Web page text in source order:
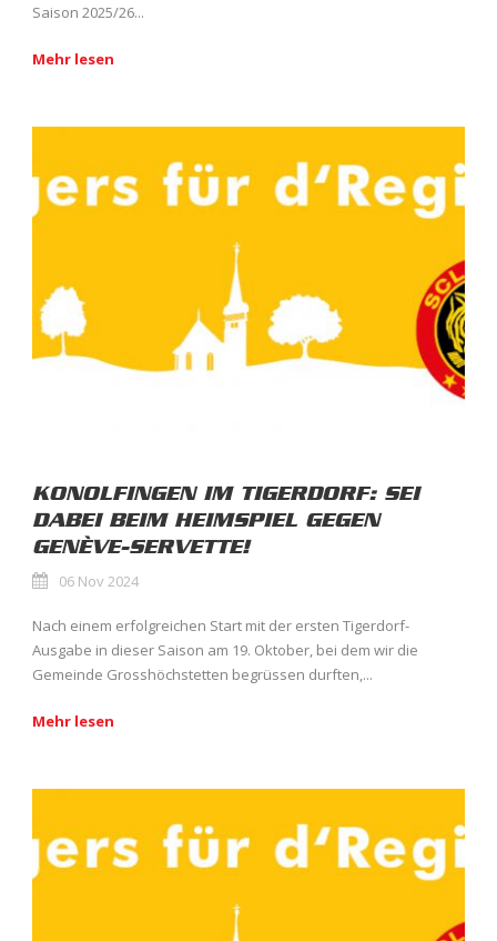
Saison 2025/26...
Mehr lesen
KONOLFINGEN IM TIGERDORF: SEI
DABEI BEIM HEIMSPIEL GEGEN
GENÈVE-SERVETTE!
06 Nov 2024
Nach einem erfolgreichen Start mit der ersten Tigerdorf-
Ausgabe in dieser Saison am 19. Oktober, bei dem wir die
Gemeinde Grosshöchstetten begrüssen durften,...
Mehr lesen